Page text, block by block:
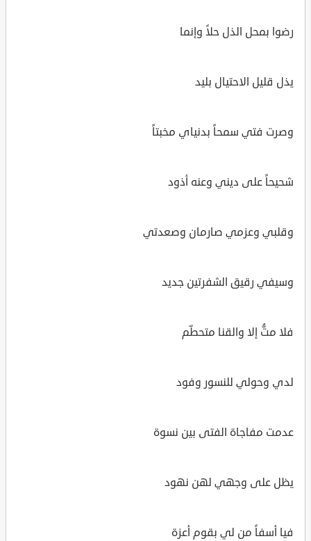
رضوا بمحل الذل حلاً وإنما
يذل قليل الاحتيال بليد
وصرت فتي سمحاً بدنياي مخبتاً
شحيحاً على ديني وعنه أذود
وقلبي وعزمي صارمان وصعدتي
وسيفي رقيق الشفرتين جديد
فلا متُّ إلا والقنا متحطّم
لدي وحولي للنسور وفود
عدمت مفاجاة الفتى بين نسوة
يظل على وجهي لهن نهود
فيا أسفاً من لي بقوم أعزة